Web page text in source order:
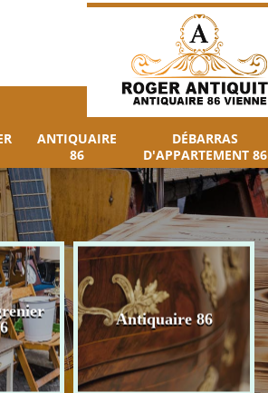
ANTIQUAIRE
86
DÉBARRAS
D'APPARTEMENT 86
Antiquaire 86